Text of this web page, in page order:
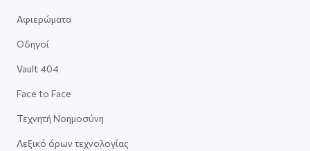
Αφιερώματα
Οδηγοί
Vault 404
Face to Face
Τεχνητή Νοημοσύνη
Λεξικό όρων τεχνολογίας